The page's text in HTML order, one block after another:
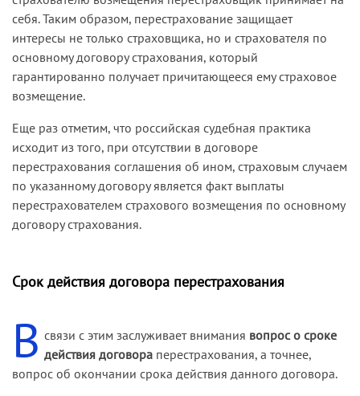
себя. Таким образом, перестрахование защищает
интересы не только страховщика, но и страхователя по
основному договору страхования, который
гарантированно получает причитающееся ему страховое
возмещение.
Еще раз отметим, что российская судебная практика
исходит из того, при отсутствии в договоре
перестрахования соглашения об ином, страховым случаем
по указанному договору является факт выплаты
перестрахователем страхового возмещения по основному
договору страхования.
Срок действия договора перестрахования
В связи с этим заслуживает внимания вопрос о сроке
действия договора перестрахования, а точнее,
вопрос об окончании срока действия данного договора.